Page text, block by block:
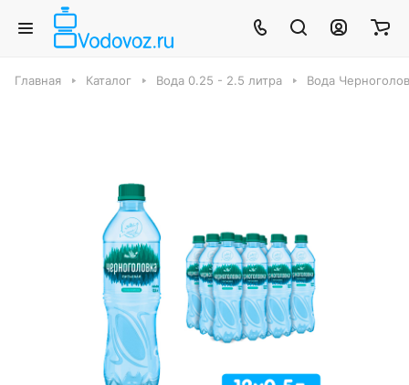
Главная Каталог Вода 0.25 - 2.5 литра Вода